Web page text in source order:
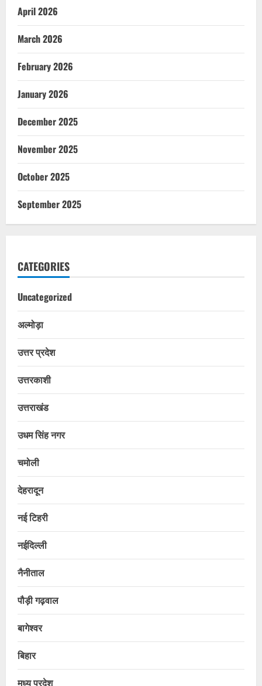
April 2026
March 2026
February 2026
January 2026
December 2025
November 2025
October 2025
September 2025
CATEGORIES
Uncategorized
अल्मोड़ा
उत्तर प्रदेश
उत्तरकाशी
उत्तराखंड
उधम सिंह नगर
चमोली
देहरादून
नई टिहरी
नईदिल्ली
नैनीताल
पौड़ी गढ़वाल
बागेश्वर
बिहार
मध्य प्रदेश